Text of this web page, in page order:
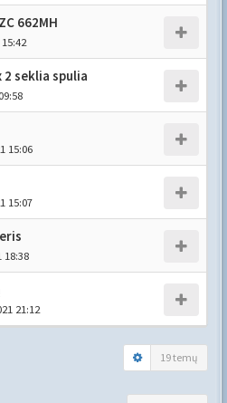
662MH
2 seklia spulia
15:06
15:07
18:38
21:12
19 temų